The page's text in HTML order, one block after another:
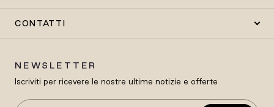
CONTATTI
NEWSLETTER
Iscriviti per ricevere le nostre ultime notizie e offerte